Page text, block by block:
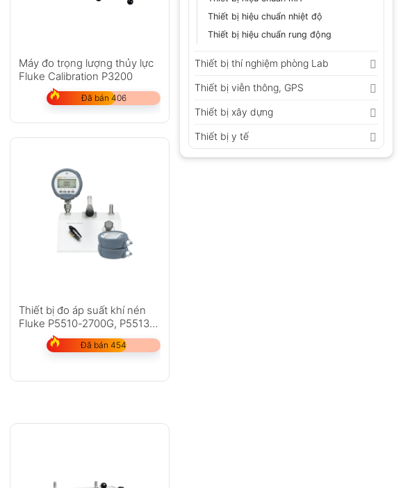
Thiết bị hiệu chuẩn nhiệt độ
Thiết bị hiệu chuẩn rung động
Thiết bị thí nghiệm phòng Lab
Thiết bị viễn thông, GPS
Thiết bị xây dựng
Thiết bị y tế
Máy đo trọng lượng thủy lực
Fluke Calibration P3200
Đã bán 406
Thiết bị đo áp suất khí nén
Fluke P5510-2700G, P5513-
2700G
Đã bán 454